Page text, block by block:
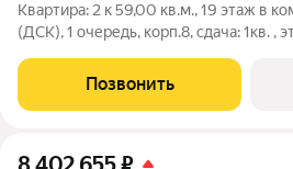
Квартира: 2 к 59,00 кв.м., 19 этаж в
(ДСК), 1 очередь, корп.8, сдача: 1кв. ,
Позвонить